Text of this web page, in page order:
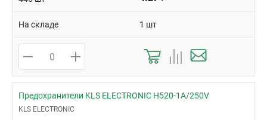
На складе 1 шт
Предохранители KLS ELECTRONIC H520-1A/250V
KLS ELECTRONIC